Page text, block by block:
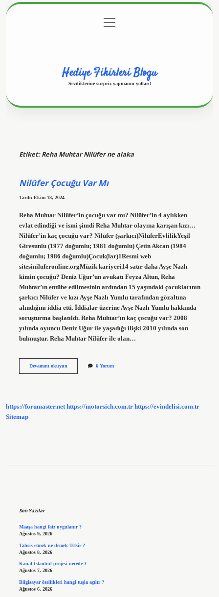
Gizlilik Politikası
menüyü
aç
Hediye Fikirleri Blogu
Sevdiklerine sürpriz yapmanın yolları!
Etiket:Reha Muhtar Nilüfer ne alaka
Nilüfer Çocuğu Var Mı
Tarih: Ekim 18, 2024
Reha Muhtar Nilüfer’in çocuğu var mı? Nilüfer’in 4 aylıkken
evlat edindiği ve ismi şimdi Reha Muhtar olayına karışan kızı…
Nilüfer’in kaç çocuğu var? Nilüfer (şarkıcı)NilüferEvlilikYeşil
Giresunlu (1977 doğumlu; 1981 doğumlu) Çetin Akcan (1984
doğumlu; 1986 doğumlu)Çocuk(lar)1Resmi web
sitesiniluferonline.orgMüzik kariyeri14 satır daha Ayşe Nazlı
kimin çocuğu? Deniz Uğur’un avukatı Feyza Altun, Reha
Muhtar’ın entübe edilmesinin ardından 15 yaşındaki çocuklarının
şarkıcı Nilüfer ve kızı Ayşe Nazlı Yumlu tarafından gözaltına
alındığını iddia etti. İddialar üzerine Ayşe Nazlı Yumlu hakkında
soruşturma başlatıldı. Reha Muhtar’ın kaç çocuğu var? 2008
yılında oyuncu Deniz Uğur ile yaşadığı ilişki 2010 yılında son
bulmuştur. Reha Muhtar Nilüfer ile olan…
Devamını okuyunNilüfer
6 Yorum
https://forumaster.net https://motorsich.com.tr https://evindelisi.com.tr
Sitemap
Son Yazılar
Maaşa hangi faiz uygulanır ?
Ağustos 9, 2026
Tahsis etmek ne demek Tefsir ?
Ağustos 8, 2026
Kanal İstanbul projesi nerede ?
Ağustos 7, 2026
Bilgisayar özellikleri hangi tuşla açılır ?
Ağustos 6, 2026